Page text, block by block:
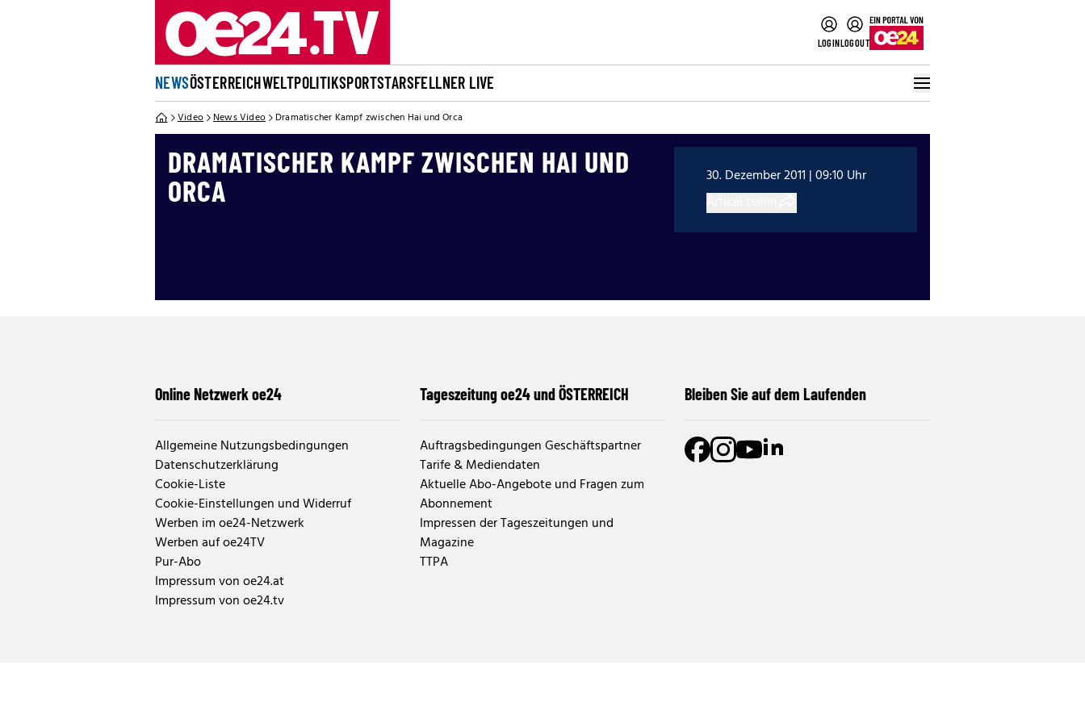
LOGINLOGOUT
NEWSÖSTERREICHWELTPOLITIKSPORTSTARSFELLNER LIVE
Video News Video Dramatischer Kampf zwischen Hai und Orca
DRAMATISCHER KAMPF ZWISCHEN HAI UND
ORCA
30. Dezember 2011 | 09:10 Uhr
Online Netzwerk oe24
Allgemeine Nutzungsbedingungen
Datenschutzerklärung
Cookie-Liste
Cookie-Einstellungen und Widerruf
Werben im oe24-Netzwerk
Werben auf oe24TV
Pur-Abo
Impressum von oe24.at
Impressum von oe24.tv
Tageszeitung oe24 und ÖSTERREICH
Auftragsbedingungen Geschäftspartner
Tarife & Mediendaten
Aktuelle Abo-Angebote und Fragen zum
Abonnement
Impressen der Tageszeitungen und
Magazine
TTPA
Bleiben Sie auf dem Laufenden